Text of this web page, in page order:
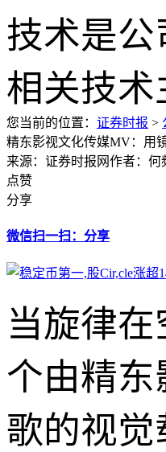
您当前的位置： 证券时报 >
精东影视文化传媒MV：用
来源：证券时报网作者：何
点赞
分享
微信扫一扫：分享
当旋律
个由精
歌的视